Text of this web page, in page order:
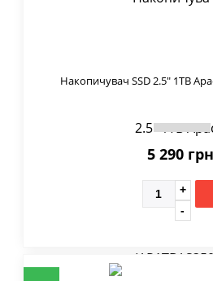
Накопичувач SSD 2.5" 1TB
5 290